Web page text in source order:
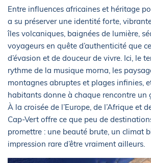
Entre influences africaines et héritage
a su préserver une identité forte,
îles volcaniques, baignées de lumière,
voyageurs en quête d’authenticité que
d’évasion et de douceur de vivre. Ici, le
rythme de la musique morna, les
montagnes abruptes et plages infinies,
habitants donne à chaque rencontre un
À la croisée de l’Europe, de l’Afrique et
Cap-Vert offre ce que peu de
promettre : une beauté brute, un climat
impression rare d’être vraiment ailleurs.